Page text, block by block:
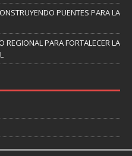
PUENTES PARA LA
REGIONAL PARA FORTALECER LA